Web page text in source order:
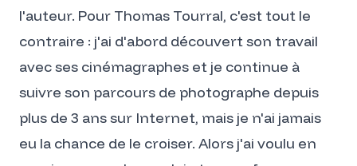
l'auteur. Pour Thomas Tourral, c'est tout le
contraire : j'ai d'abord découvert son travail
avec ses cinémagraphes et je continue à
suivre son parcours de photographe depuis
plus de 3 ans sur Internet, mais je n'ai jamais
eu la chance de le croiser. Alors j'ai voulu en